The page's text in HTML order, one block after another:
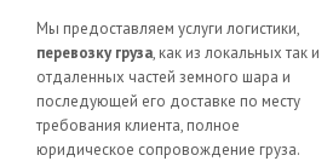
Мы предоставляем услуги логистики,
перевозку груза, как из локальных так и
отдаленных частей земного шара и
последующей его доставке по месту
требования клиента, полное
юридическое сопровождение груза.